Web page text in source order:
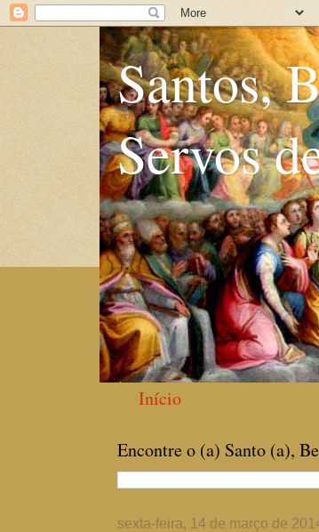
Santos,
Servos
Início
Encontre o (a) Santo (a),
sexta-feira, 14 de março de